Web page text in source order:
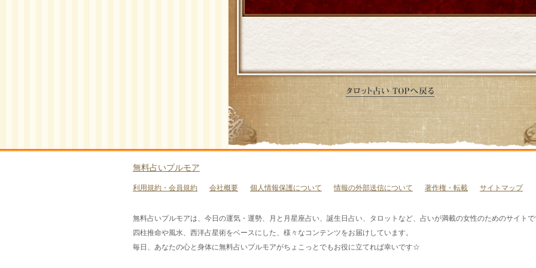
無料占いプルモア
利用規約・会員規約 会社概要 個人情報保護について 情報の外部送信について 著作権・転載 サイトマップ
無料占いプルモアは、今日の運気・運勢、月と月星座占い、誕生日占い、タロットなど、占いが満載の女性のためのサイト
四柱推命や風水、西洋占星術をベースにした、様々なコンテンツをお届けしています。
毎日、あなたの心と身体に無料占いプルモアがちょこっとでもお役に立てれば幸いです☆